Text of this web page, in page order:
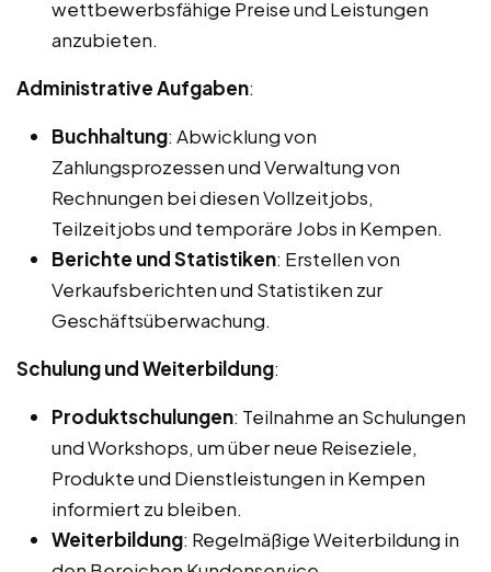
wettbewerbsfähige Preise und Leistungen
anzubieten.
Administrative Aufgaben:
Buchhaltung: Abwicklung von
Zahlungsprozessen und Verwaltung von
Rechnungen bei diesen Vollzeitjobs,
Teilzeitjobs und temporäre Jobs in Kempen.
Berichte und Statistiken: Erstellen von
Verkaufsberichten und Statistiken zur
Geschäftsüberwachung.
Schulung und Weiterbildung:
Produktschulungen: Teilnahme an Schulungen
und Workshops, um über neue Reiseziele,
Produkte und Dienstleistungen in Kempen
informiert zu bleiben.
Weiterbildung: Regelmäßige Weiterbildung in